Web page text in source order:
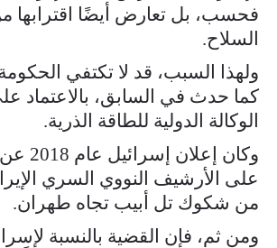
فحسب، بل تعارض أيضًا اقترابها
السلاح.
ولهذا السبب، قد لا تكتفي الحكومة
كما حدث في السابق، بالاعتماد
الوكالة الدولية للطاقة الذرية.
وكان
على الأرشيف النووي السري
من شكوك تل أبيب تجاه طهران.
ومن ثم، فإن القضية بالنسبة